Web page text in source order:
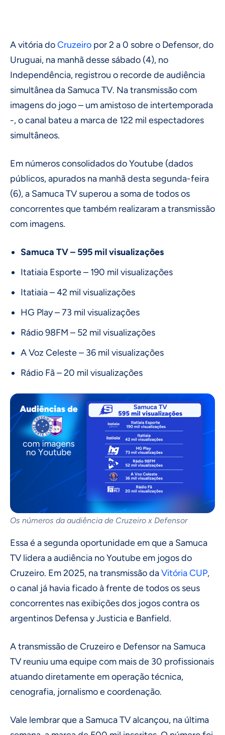
A vitória doCruzeiro por 2 a 0 sobre o Defensor, do
Uruguai, na manhã desse sábado (4), no
Independência, registrou o recorde de audiência
simultânea da Samuca TV. Na transmissão com
imagens do jogo – um amistoso de intertemporada
-, o canal bateu a marca de 122 mil espectadores
simultâneos.
Em números consolidados do Youtube (dados
públicos, apurados na manhã desta segunda-feira
(6), a Samuca TV superou a soma de todos os
concorrentes que também realizaram a transmissão
com imagens.
Samuca TV – 595 mil visualizações
Itatiaia Esporte – 190 mil visualizações
Itatiaia – 42 mil visualizações
HG Play – 73 mil visualizações
Rádio 98FM – 52 mil visualizações
A Voz Celeste – 36 mil visualizações
Rádio Fã – 20 mil visualizações
Os números da audiência de Cruzeiro x Defensor
Essa é a segunda oportunidade em que a Samuca
TV lidera a audiência no Youtube em jogos do
Cruzeiro. Em 2025, na transmissão daVitória CUP,
o canal já havia ficado à frente de todos os seus
concorrentes nas exibições dos jogos contra os
argentinos Defensa y Justicia e Banfield.
A transmissão de Cruzeiro e Defensor na Samuca
TV reuniu uma equipe com mais de 30 profissionais
atuando diretamente em operação técnica,
cenografia, jornalismo e coordenação.
Vale lembrar que a Samuca TV alcançou, na última